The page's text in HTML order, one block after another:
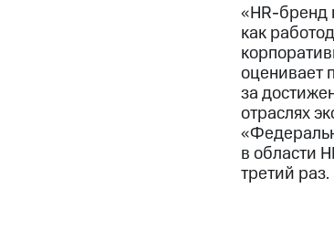
«HR-бренд
как
оценивает
за
отраслях
в области
третий